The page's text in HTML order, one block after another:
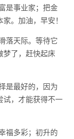
是事业家；把金
。加油，早安！
落天际。等待它
梦了，赶快起床
是最好的，因为
试，才能获得不一
福多彩；初升的